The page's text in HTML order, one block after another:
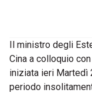
Il ministro degli
Cina a colloquio
iniziata ieri Martedì
periodo